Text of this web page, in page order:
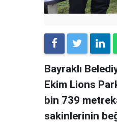
Bayraklı
Ekim Lions
bin 739
sakinlerinin